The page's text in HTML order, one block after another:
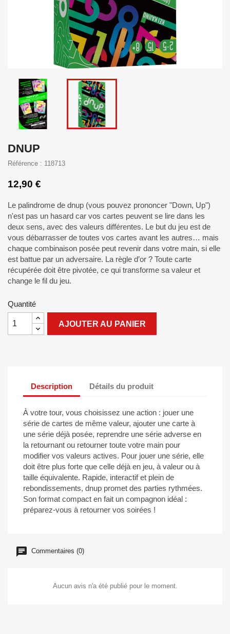
DNUP
Référence : 118713
12,90 €
Le palindrome de dnup (vous pouvez prononcer "Down, Up")
n'est pas un hasard car vos cartes peuvent se lire dans les
deux sens, avec des valeurs différentes. Le but du jeu est de
vous débarrasser de toutes vos cartes avant les autres… mais
chaque combinaison posée peut revenir dans votre main, si elle
est battue par un adversaire. La règle d’or ? Toute carte
récupérée doit être pivotée, ce qui transforme sa valeur et
change le fil du jeu.
Quantité
AJOUTER AU PANIER
Description Détails du produit
À votre tour, vous choisissez une action : jouer une
série de cartes de même valeur, ajouter une carte à
une série déjà posée, reprendre une série adverse en
la retournant ou retourner toute votre main pour
modifier vos valeurs actives. Pour jouer une série, elle
doit être plus forte que celle déjà en jeu, à valeur ou à
taille équivalente. Rapide, interactif et plein de
rebondissements, dnup promet des parties rythmées.
Son format compact en fait un compagnon idéal :
préparez-vous à retourner vos soirées !
Commentaires (0)
Aucun avis n'a été publié pour le moment.